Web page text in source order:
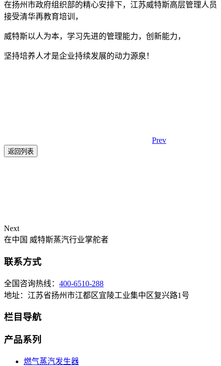
在扬州市政府组织部的精心安排下，江苏威特斯高层管理人员
接受清华再教育培训，
威特斯以人为本，学习先进的管理能力，创新能力，
坚持培养人才是企业持续发展的动力源泉！
Prev
返回列表
Next
在中国 威特斯蒸汽行业掌舵者
联系方式
全国咨询热线： 400-6510-288
地址：江苏省扬州市江都区宜陵工业集中区复兴路1号
栏目导航
产品系列
燃气蒸汽发生器